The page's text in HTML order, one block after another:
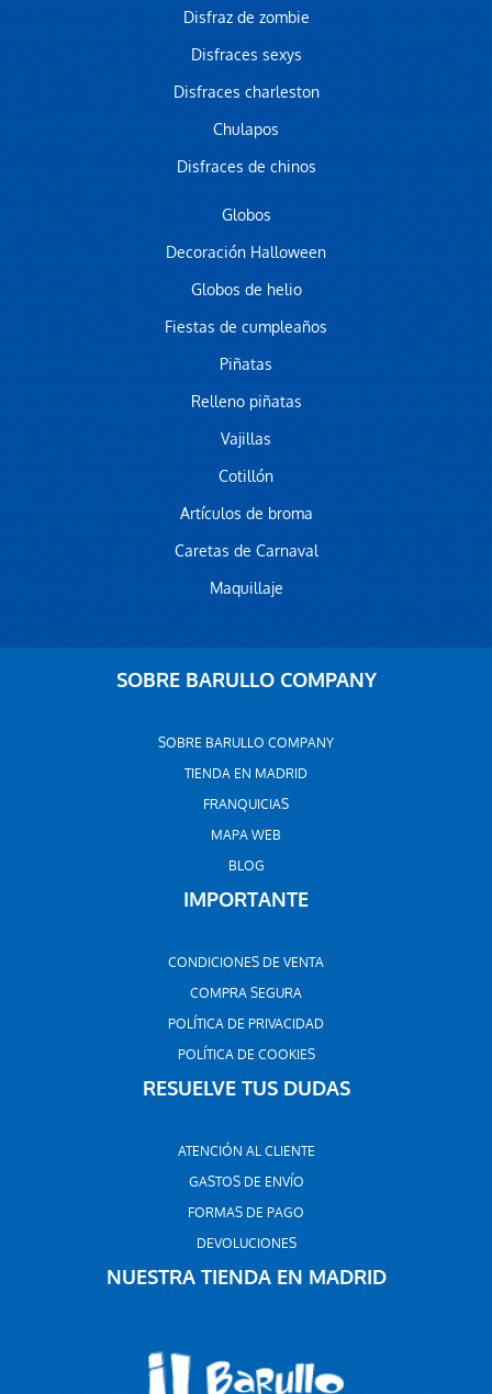
Disfraz de zombie
Disfraces sexys
Disfraces charleston
Chulapos
Disfraces de chinos
Globos
Decoración Halloween
Globos de helio
Fiestas de cumpleaños
Piñatas
Relleno piñatas
Vajillas
Cotillón
Artículos de broma
Caretas de Carnaval
Maquillaje
SOBRE BARULLO COMPANY
SOBRE BARULLO COMPANY
TIENDA EN MADRID
FRANQUICIAS
MAPA WEB
BLOG
IMPORTANTE
CONDICIONES DE VENTA
COMPRA SEGURA
POLÍTICA DE PRIVACIDAD
POLÍTICA DE COOKIES
RESUELVE TUS DUDAS
ATENCIÓN AL CLIENTE
GASTOS DE ENVÍO
FORMAS DE PAGO
DEVOLUCIONES
NUESTRA TIENDA EN MADRID